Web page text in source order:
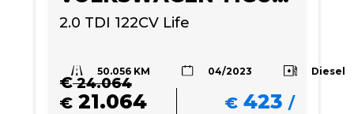
2.0 TDI 122CV Life
50.056 KM 04/2023 Diesel
€24.064
€ 21.064 € 423 /